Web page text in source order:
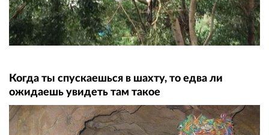
Когда ты спускаешься в шахту, то едва ли
ожидаешь увидеть там такое